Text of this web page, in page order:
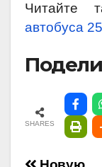
Читайте
автобуса
SHARES